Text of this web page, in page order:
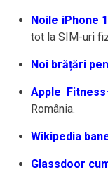
Noile iPhone
tot la SIM-uri
Noi brățări
Apple
România.
Wikipedia
Glassdoor